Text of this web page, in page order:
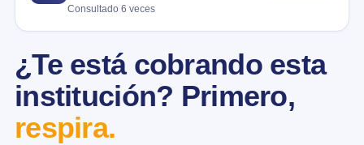
Consultado 6 veces
¿Te está cobrando esta
institución? Primero,
respira.